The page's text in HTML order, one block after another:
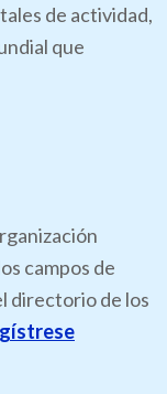
de actividad,
que
campos de
directorio de los